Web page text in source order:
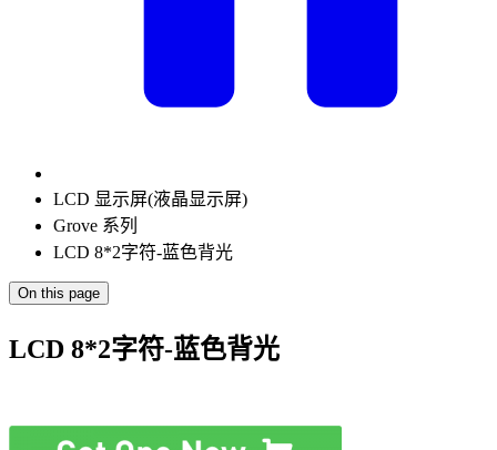
LCD 显示屏(液晶显示屏)
Grove 系列
LCD 8*2字符-蓝色背光
On this page
LCD 8*2字符-蓝色背光